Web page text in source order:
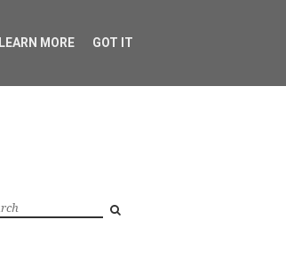
LEARN MORE GOT IT